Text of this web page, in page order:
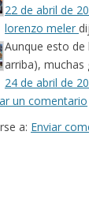
22 de abril de
lorenzo meler
Aunque esto
arriba), muchas
24 de abril de
un comentario
a: Enviar